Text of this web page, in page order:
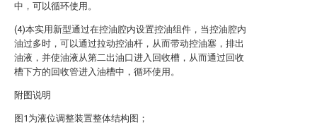
中，可以循环使用。
(4)本实用新型通过在控油腔内设置控油组件，当控油腔内
油过多时，可以通过拉动控油杆，从而带动控油塞，排出
油液，并使油液从第二出油口进入回收槽，从而通过回收
槽下方的回收管进入油槽中，循环使用。
附图说明
图1为液位调整装置整体结构图；